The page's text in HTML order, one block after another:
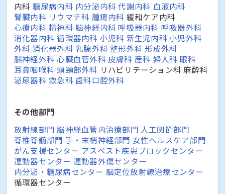
内科 糖尿病内科 内分泌内科 代謝内科 血液内科
腎臓内科 リウマチ科 腫瘍内科 緩和ケア内科
心療内科 精神科 脳神経内科 呼吸器内科 呼吸器外科
消化器内科 循環器内科 小児科 新生児内科 小児外科
外科 消化器外科 乳腺外科 整形外科 形成外科
脳神経外科 心臓血管外科 皮膚科 産科 婦人科 眼科
耳鼻咽喉科 頭頸部外科 リハビリテーション科 麻酔科
泌尿器科 救急科 歯科口腔外科
その他部門
放射線部門 脳神経血管内治療部門 人工関節部門
脊椎脊髄部門 手・末梢神経部門 女性ヘルスケア部門
がん支援センター アスベスト疾患ブロックセンター
運動器センター 運動器外傷センター
内分泌・糖尿病センター 脳定位放射線治療センター
循環器センター